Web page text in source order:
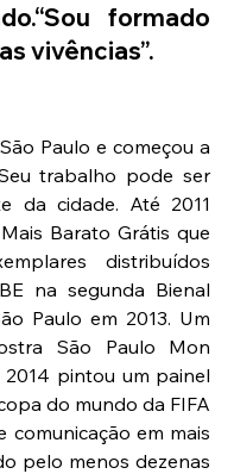
formado
vivências”.
Paulo e começou a
trabalho pode ser
da cidade. Até 2011
Barato Grátis que
distribuídos
na segunda Bienal
Paulo em 2013. Um
São Paulo Mon
pintou um painel
do mundo da FIFA
comunicação em mais
pelo menos dezenas